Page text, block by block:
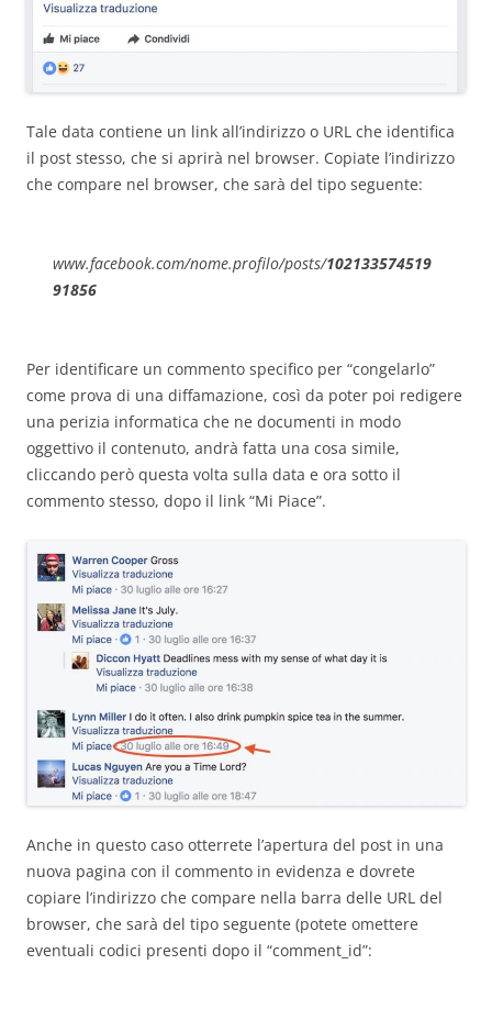
Tale data contiene un link all’indirizzo o URL che identifica
il post stesso, che si aprirà nel browser. Copiate l’indirizzo
che compare nel browser, che sarà del tipo seguente:
www.facebook.com/nome.profilo/posts/102133574519
91856
Per identificare un commento specifico per “congelarlo”
come prova di una diffamazione, così da poter poi redigere
una perizia informatica che ne documenti in modo
oggettivo il contenuto, andrà fatta una cosa simile,
cliccando però questa volta sulla data e ora sotto il
commento stesso, dopo il link “Mi Piace”.
Anche in questo caso otterrete l’apertura del post in una
nuova pagina con il commento in evidenza e dovrete
copiare l’indirizzo che compare nella barra delle URL del
browser, che sarà del tipo seguente (potete omettere
eventuali codici presenti dopo il “comment_id”: